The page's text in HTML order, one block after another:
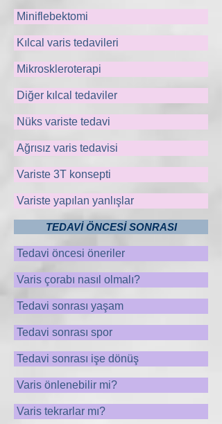
Miniflebektomi
Kılcal varis tedavileri
Mikroskleroterapi
Diğer kılcal tedaviler
Nüks variste tedavi
Ağrısız varis tedavisi
Variste 3T konsepti
Variste yapılan yanlışlar
TEDAVİ ÖNCESİ SONRASI
Tedavi öncesi öneriler
Varis çorabı nasıl olmalı?
Tedavi sonrası yaşam
Tedavi sonrası spor
Tedavi sonrası işe dönüş
Varis önlenebilir mi?
Varis tekrarlar mı?